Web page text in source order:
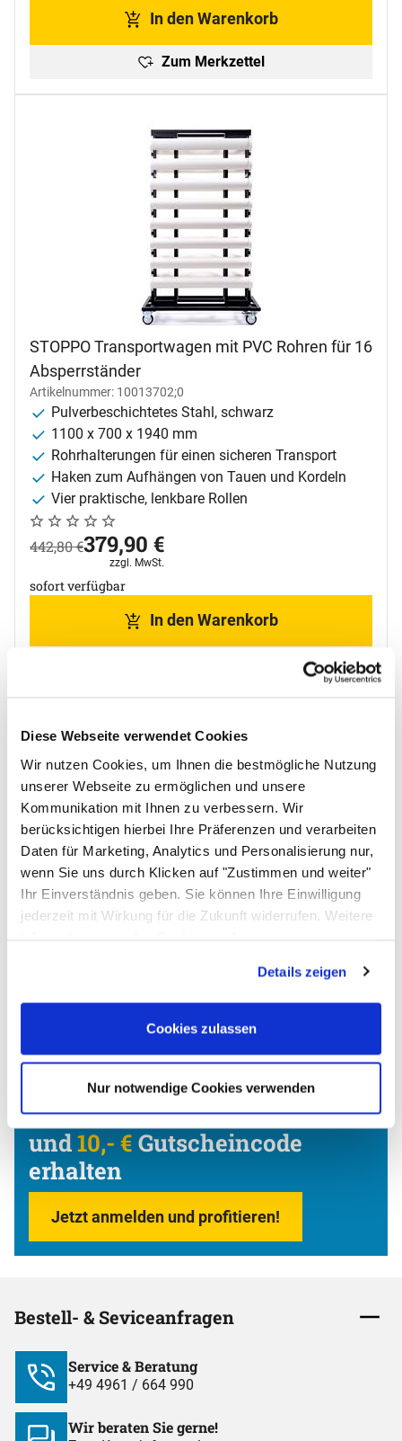
Diese Webseite verwendet Cookies
Wir nutzen Cookies, um Ihnen die bestmögliche Nutzung
unserer Webseite zu ermöglichen und unsere
Kommunikation mit Ihnen zu verbessern. Wir
berücksichtigen hierbei Ihre Präferenzen und verarbeiten
Daten für Marketing, Analytics und Personalisierung nur,
wenn Sie uns durch Klicken auf "Zustimmen und weiter"
Ihr Einverständnis geben. Sie können Ihre Einwilligung
jederzeit mit Wirkung für die Zukunft widerrufen. Weitere
Details zeigen
Cookies zulassen
Nur notwendige Cookies verwenden
In den Warenkorb
Zum Merkzettel
STOPPO Transportwagen mit PVC Rohren für 16
Absperrständer
Artikelnummer: 10013702;0
Pulverbeschichtetes Stahl, schwarz
1100 x 700 x 1940 mm
Rohrhalterungen für einen sicheren Transport
Haken zum Aufhängen von Tauen und Kordeln
Vier praktische, lenkbare Rollen
Noch keine Bewertungen abgegeben
0 Bewertungen
statt:
442,80€jetzt:
379,90 €
Steuerhinweis:
zzgl. MwSt.
sofort verfügbar
In den Warenkorb
Artikel überspringen
STOPPO Transportwagen für 12
Abgrenzungsständer
jetzt:
299,90€
ALLPAX Newsletter bestellen
und10,- € Gutscheincode
erhalten
Jetzt anmelden und profitieren!
Bestell- & Seviceanfragen
Service & Beratung
+49 4961 / 664 990
Wir beraten Sie gerne!